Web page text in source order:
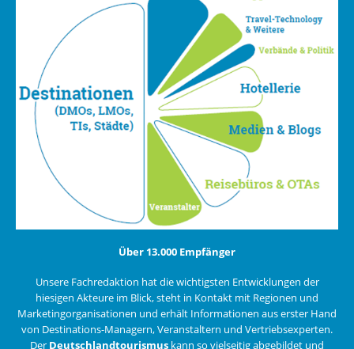
Über 13.000 Empfänger
Unsere Fachredaktion hat die wichtigsten Entwicklungen der
hiesigen Akteure im Blick, steht in Kontakt mit Regionen und
Marketingorganisationen und erhält Informationen aus erster Hand
von Destinations-Managern, Veranstaltern und Vertriebsexperten.
Der Deutschlandtourismus kann so vielseitig abgebildet und